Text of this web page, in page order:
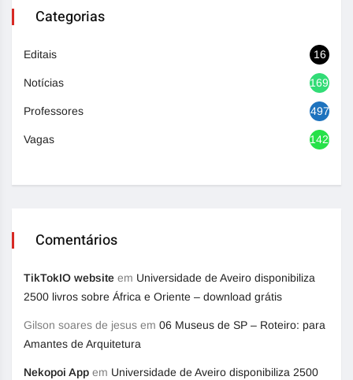
Categorias
Editais 16
Notícias 1692
Professores 497
Vagas 1420
Comentários
TikTokIO website em Universidade de Aveiro disponibiliza
2500 livros sobre África e Oriente – download grátis
Gilson soares de jesus em 06 Museus de SP – Roteiro: para
Amantes de Arquitetura
Nekopoi App em Universidade de Aveiro disponibiliza 2500